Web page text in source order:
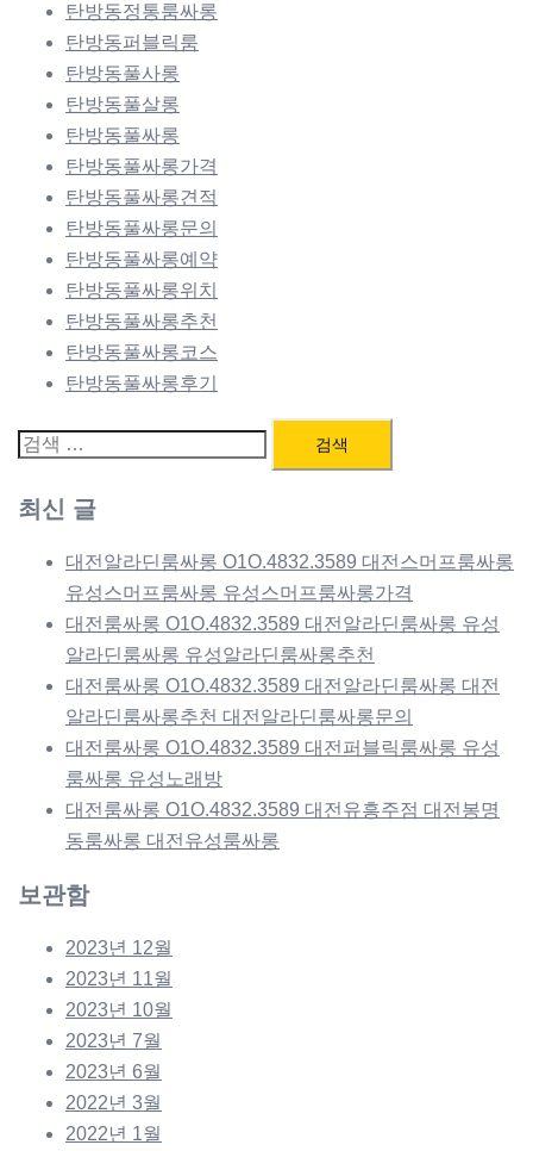
탄방동정통룸싸롱
탄방동퍼블릭룸
탄방동풀사롱
탄방동풀살롱
탄방동풀싸롱
탄방동풀싸롱가격
탄방동풀싸롱견적
탄방동풀싸롱문의
탄방동풀싸롱예약
탄방동풀싸롱위치
탄방동풀싸롱추천
탄방동풀싸롱코스
탄방동풀싸롱후기
검
최신 글
대전알라딘룸싸롱 O1O.4832.3589 대전스머프룸싸롱
유성스머프룸싸롱 유성스머프룸싸롱가격
대전룸싸롱 O1O.4832.3589 대전알라딘룸싸롱 유성
알라딘룸싸롱 유성알라딘룸싸롱추천
대전룸싸롱 O1O.4832.3589 대전알라딘룸싸롱 대전
알라딘룸싸롱추천 대전알라딘룸싸롱문의
대전룸싸롱 O1O.4832.3589 대전퍼블릭룸싸롱 유성
룸싸롱 유성노래방
대전룸싸롱 O1O.4832.3589 대전유흥주점 대전봉명
동룸싸롱 대전유성룸싸롱
보관함
2023년 12월
2023년 11월
2023년 10월
2023년 7월
2023년 6월
2022년 3월
2022년 1월